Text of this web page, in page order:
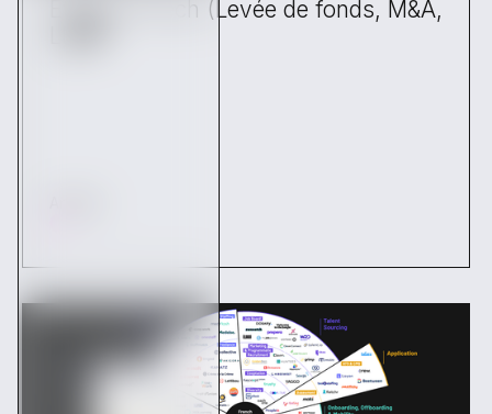
Étude HR Tech (Levée de fonds, M&A,